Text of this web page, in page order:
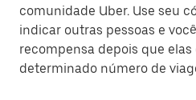
comunidade Uber. Use seu
indicar outras pessoas e
recompensa depois que
determinado número de